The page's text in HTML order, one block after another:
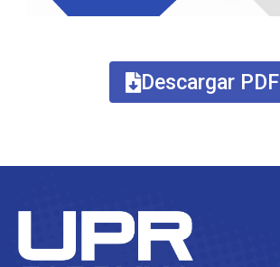
Descargar PDF